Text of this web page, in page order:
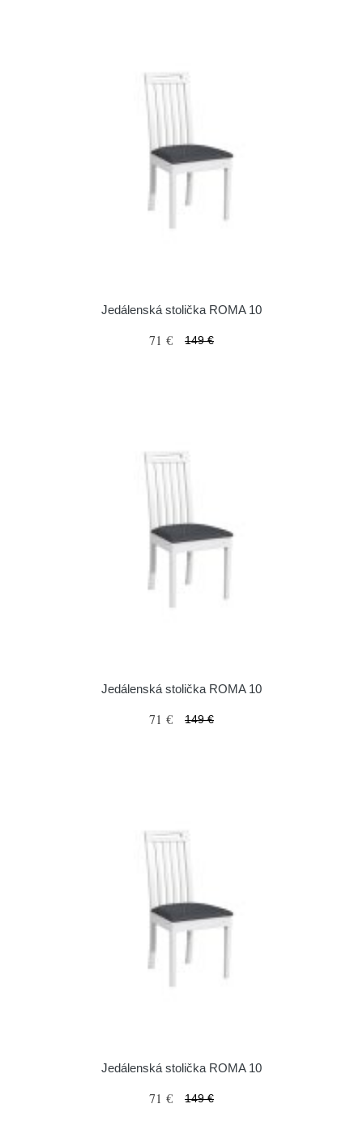
Jedálenská stolička ROMA 10
71 € 149 €
Jedálenská stolička ROMA 10
71 € 149 €
Jedálenská stolička ROMA 10
71 € 149 €